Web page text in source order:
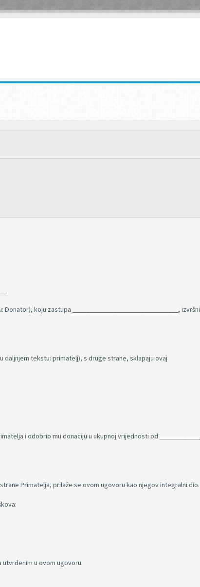
Donator), koju zastupa _______________________________, izvršni
daljnjem tekstu: primatelj), s druge strane, sklapaju ovaj
i odobrio mu donaciju u ukupnoj vrijednosti od ____________
Primatelja, prilaže se ovom ugovoru kao njegov integralni dio.
u ovom ugovoru.